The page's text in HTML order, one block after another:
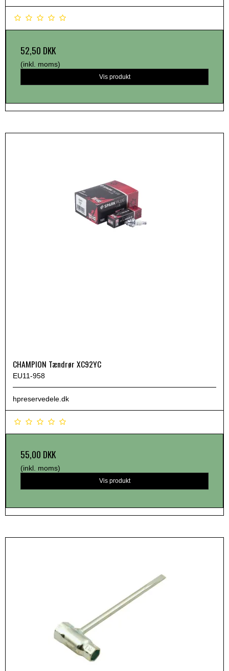
52,50 DKK
(inkl. moms)
Vis produkt
CHAMPION Tændrør XC92YC
EU11-958
hpreservedele.dk
55,00 DKK
(inkl. moms)
Vis produkt